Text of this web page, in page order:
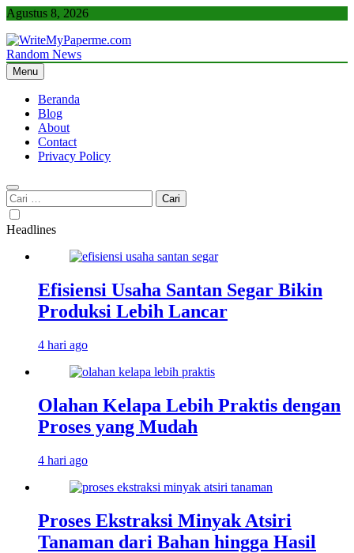
Skip
content
Agustus 8, 2026
WriteMyPaperme.com
Bisnis, Kuliner, Teknologi
Random News
Menu
Beranda
Blog
About
Contact
Privacy Policy
Cari
untuk:
Headlines
Efisiensi Usaha Santan Segar Bikin
Produksi Lebih Lancar
4 hari ago
Olahan Kelapa Lebih Praktis dengan
Proses yang Mudah
4 hari ago
Proses Ekstraksi Minyak Atsiri
Tanaman dari Bahan hingga Hasil